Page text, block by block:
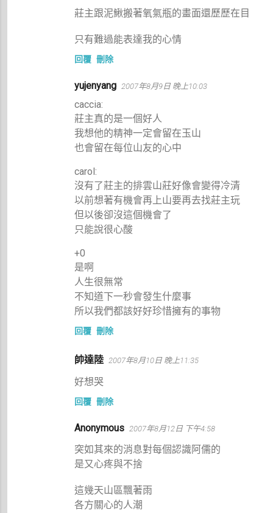
莊主跟泥鰍搬著氧氣瓶的畫面還歷歷在目
只有難過能表達我的心情
回覆 刪除
yujenyang 2007年8月9日 晚上10:03
caccia:
莊主真的是一個好人
我想他的精神一定會留在玉山
也會留在每位山友的心中
carol:
沒有了莊主的排雲山莊好像會變得冷清
以前想著有機會再上山要再去找莊主玩
但以後卻沒這個機會了
只能說很心酸
+0
是啊
人生很無常
不知道下一秒會發生什麼事
所以我們都該好好珍惜擁有的事物
回覆 刪除
帥達陸 2007年8月10日 晚上11:35
好想哭
回覆 刪除
Anonymous 2007年8月12日 下午4:58
突如其來的消息對每個認識阿儒的
是又心疼與不捨
這幾天山區飄著雨
各方關心的人潮